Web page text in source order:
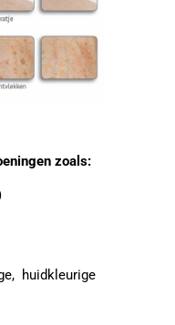
zoals:
huidkleurige